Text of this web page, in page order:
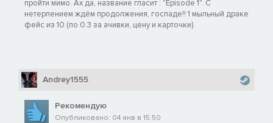
пройти мимо. Ах да, название гласит : "Episode 1". С
нетерпением ждём продолжения, госпаде!! 1 мыльный драке
фейс из 10 (по 0.3 за ачивки, цену и карточки)
Andrey1555
Рекомендую
Опубликовано: 04 янв в 15:50